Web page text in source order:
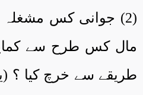
طریقے سے خرچ کیا ؟